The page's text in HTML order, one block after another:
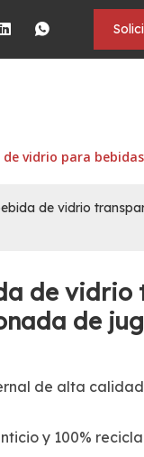
vidrio para bebidas
de vidrio
de vidrio
de
de alta calidad
y 100%